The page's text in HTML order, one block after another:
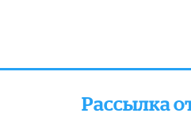
Рассылка